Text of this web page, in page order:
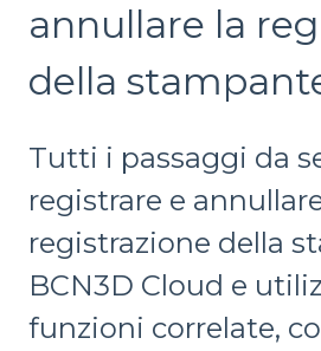
annullare la
della
Tutti i passaggi da
registrare e
registrazione della
BCN3D Cloud e
funzioni correlate,